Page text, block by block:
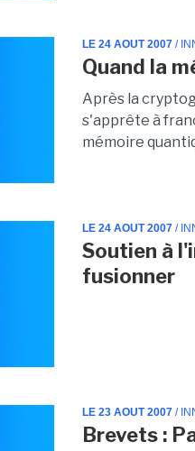
LE 24 AOUT 2007 /
Quand la
Après la
s'apprête à
mémoire
LE 24 AOUT 2007 /
Soutien à
fusionner
LE 23 AOUT 2007 /
Brevets :